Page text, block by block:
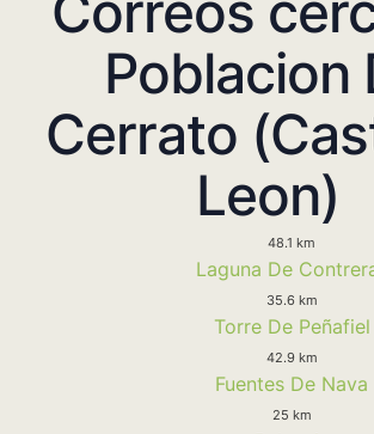
Poblacion
Cerrato
Leon)
48.1 km
Laguna De
35.6 km
Torre De Peñafiel
42.9 km
Fuentes De Nava
25 km